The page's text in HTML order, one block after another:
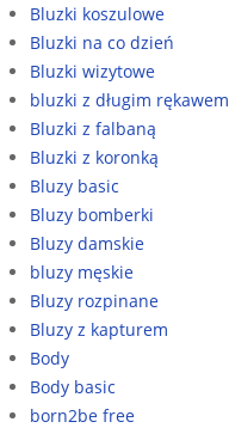
Bluzki koszulowe
Bluzki na co dzień
Bluzki wizytowe
bluzki z długim rękawem
Bluzki z falbaną
Bluzki z koronką
Bluzy basic
Bluzy bomberki
Bluzy damskie
bluzy męskie
Bluzy rozpinane
Bluzy z kapturem
Body
Body basic
born2be free